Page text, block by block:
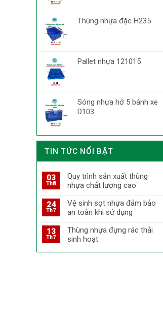
Thùng nhựa đặc H235
Pallet nhựa 121015
Sóng nhựa hở 5 bánh xe
D103
TIN TỨC NỔI BẬT
03
Th8
Quy trình sản xuất thùng
nhựa chất lượng cao
24
Th7
Vệ sinh sọt nhựa đảm bảo
an toàn khi sử dụng
13
Th7
Thùng nhựa đựng rác thải
sinh hoạt